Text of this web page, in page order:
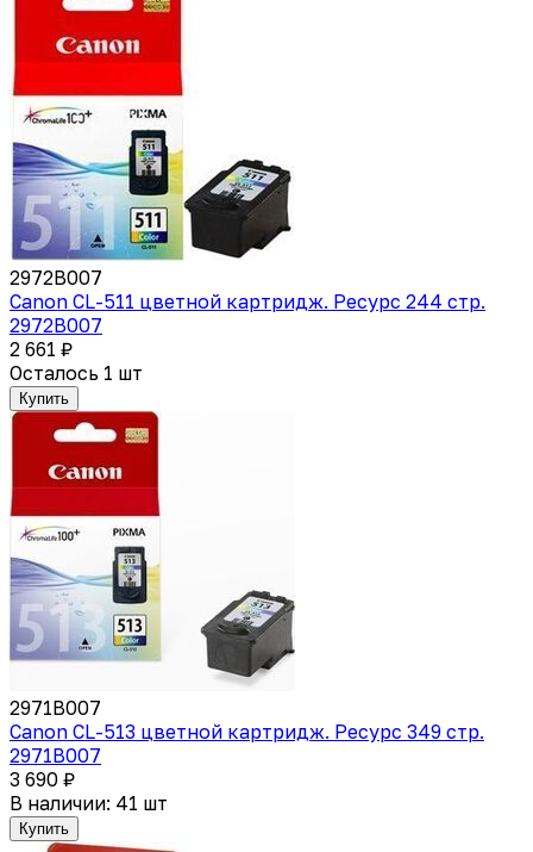
2972B007
Canon CL-511 цветной картридж. Ресурс 244 стр.
2972B007
2 661 ₽
Осталось 1 шт
Купить
2971B007
Canon CL-513 цветной картридж. Ресурс 349 стр.
2971B007
3 690 ₽
В наличии: 41 шт
Купить